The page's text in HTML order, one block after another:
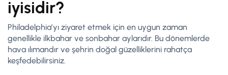
iyisidir?
Philadelphia’yı ziyaret etmek için en uygun zaman
genellikle ilkbahar ve sonbahar aylarıdır. Bu dönemlerde
hava ılımandır ve şehrin doğal güzelliklerini rahatça
keşfedebilirsiniz.